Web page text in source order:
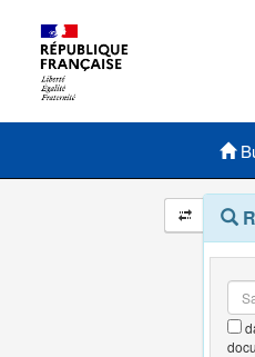
Menu principal
et
outils
Menu